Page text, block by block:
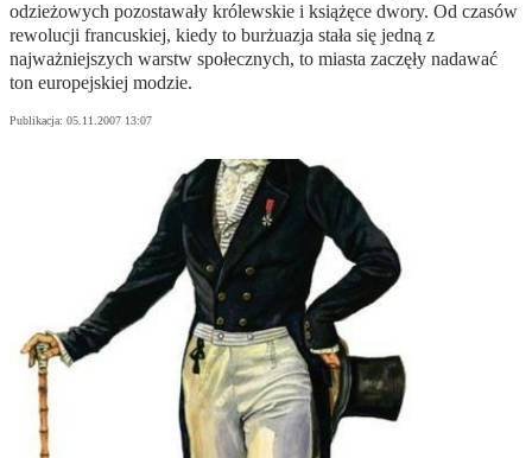
odzieżowych pozostawały królewskie i książęce dwory. Od czasów
rewolucji francuskiej, kiedy to burżuazja stała się jedną z
najważniejszych warstw społecznych, to miasta zaczęły nadawać
ton europejskiej modzie.
Publikacja: 05.11.2007 13:07